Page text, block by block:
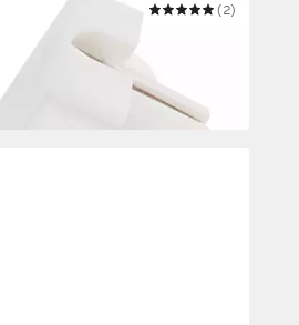
Stromadapter
(2)
€ 2,26 €
Werktagen bei dir